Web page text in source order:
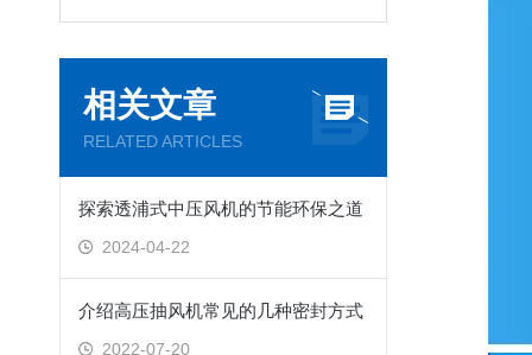
相关文章
RELATED ARTICLES
探索透浦式中压风机的节能环保之道
2024-04-22
介绍高压抽风机常见的几种密封方式
2022-07-20